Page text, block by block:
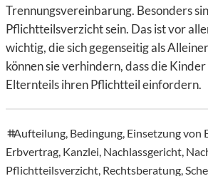
Trennungsvereinbarung. Besonders
Pflichtteilsverzicht sein. Das ist vor
wichtig, die sich gegenseitig als
können sie verhindern, dass die
Elternteils ihren Pflichtteil einfordern.
tags
Aufteilung, Bedingung, Einsetzung von
Erbvertrag, Kanzlei, Nachlassgericht,
Pflichtteilsverzicht, Rechtsberatung,